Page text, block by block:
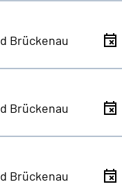
Brückenau
Brückenau
Brückenau